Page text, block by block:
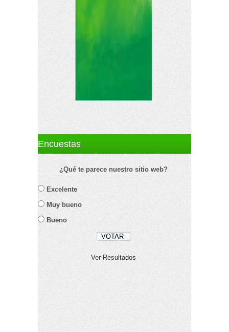
Encuestas
¿Qué te parece nuestro sitio web?
Excelente
Muy bueno
Bueno
Ver Resultados